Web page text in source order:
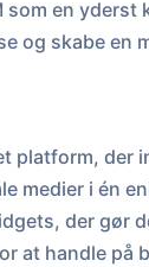
som en
og skabe en
platform,
medier i én
der
at handle på